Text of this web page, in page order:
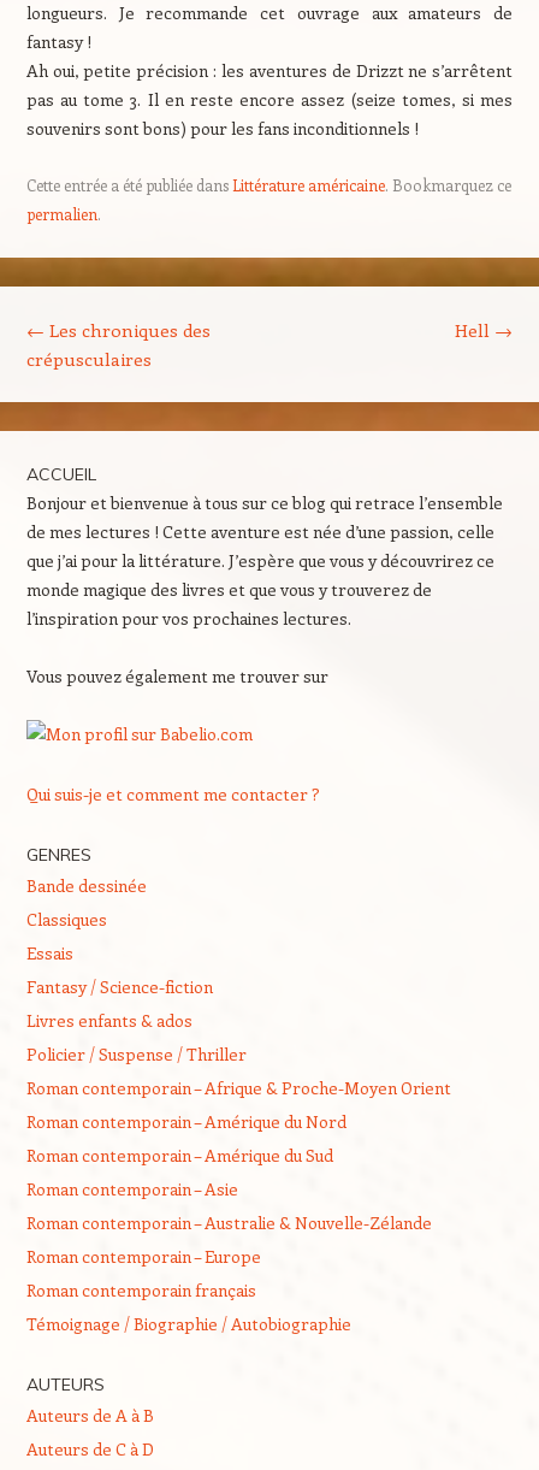
longueurs. Je recommande cet ouvrage aux amateurs de
fantasy !
Ah oui, petite précision : les aventures de Drizzt ne s’arrêtent
pas au tome 3. Il en reste encore assez (seize tomes, si mes
souvenirs sont bons) pour les fans inconditionnels !
Cette entrée a été publiée dansLittérature américaine. Bookmarquez ce
permalien.
← Les chroniques des
crépusculaires
Hell →
ACCUEIL
Bonjour et bienvenue à tous sur ce blog qui retrace l’ensemble
de mes lectures ! Cette aventure est née d’une passion, celle
que j’ai pour la littérature. J’espère que vous y découvrirez ce
monde magique des livres et que vous y trouverez de
l’inspiration pour vos prochaines lectures.
Vous pouvez également me trouver sur
Qui suis-je et comment me contacter ?
GENRES
Bande dessinée
Classiques
Essais
Fantasy / Science-fiction
Livres enfants & ados
Policier / Suspense / Thriller
Roman contemporain – Afrique & Proche-Moyen Orient
Roman contemporain – Amérique du Nord
Roman contemporain – Amérique du Sud
Roman contemporain – Asie
Roman contemporain – Australie & Nouvelle-Zélande
Roman contemporain – Europe
Roman contemporain français
Témoignage / Biographie / Autobiographie
AUTEURS
Auteurs de A à B
Auteurs de C à D